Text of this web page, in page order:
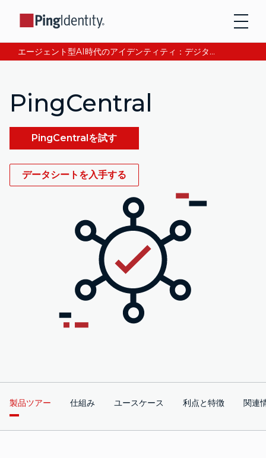
エージェント型AI時代のアイデンティティ：デジタル信頼の獲得と検証について、CEOアンドレ・デュランが語る。今すぐ読む。
PingCentral
PingCentralを試す
データシートを入手する
製品ツアー 仕組み ユースケース 利点と特徴 関連